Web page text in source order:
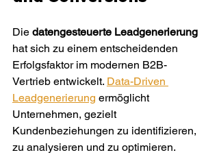
Die datengesteuerte Leadgenerierung
hat sich zu einem entscheidenden
Erfolgsfaktor im modernen B2B-
Vertrieb entwickelt. Data-Driven
Leadgenerierung ermöglicht
Unternehmen, gezielt
Kundenbeziehungen zu identifizieren,
zu analysieren und zu optimieren.